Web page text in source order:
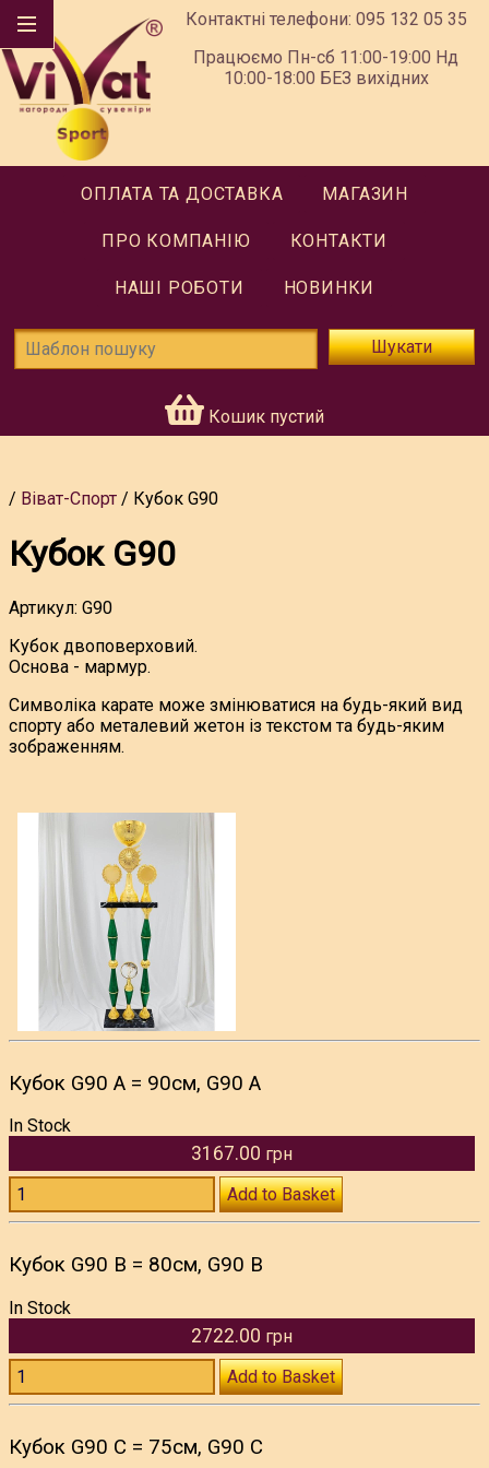
Контактні телефони: 095 132 05 35
Працюємо Пн-сб 11:00-19:00 Нд
10:00-18:00 БЕЗ вихідних
ОПЛАТА ТА ДОСТАВКА МАГАЗИН
ПРО КОМПАНІЮ КОНТАКТИ
НАШІ РОБОТИ НОВИНКИ
Шукати
Кошик пустий
Віват-Спорт Кубок G90
Кубок G90
Артикул: G90
Кубок двоповерховий.
Основа - мармур.
Символіка карате може змінюватися на будь-який вид
спорту або металевий жетон із текстом та будь-яким
зображенням.
Кубок G90 A = 90см, G90 A
In Stock
3167.00 грн
Add to Basket
Кубок G90 B = 80см, G90 B
In Stock
2722.00 грн
Add to Basket
Кубок G90 C = 75см, G90 C